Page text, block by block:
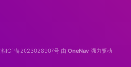
湘ICP备2023028907号 由 OneNav 强力驱动